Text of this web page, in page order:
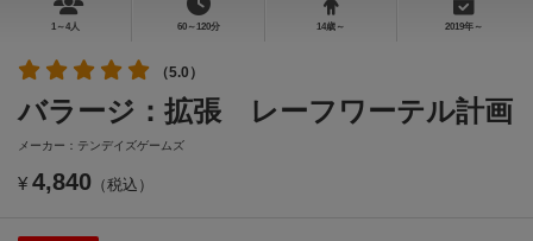
1～4人 60～120分 14歳～ 2019年～
（5.0）
バラージ：拡張 レーフワーテル計画
メーカー：テンデイズゲームズ
¥ 4,840 （税込）